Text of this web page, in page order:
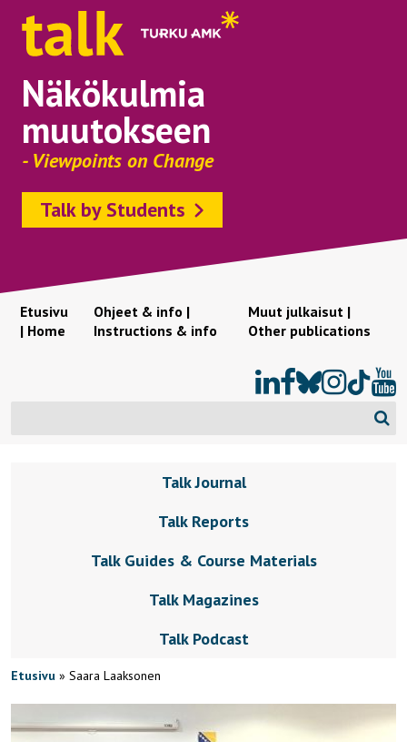
Näkökulmia
muutokseen
- Viewpoints on Change
Talk by Students
Etusivu
| Home
Ohjeet & info |
Instructions & info
Muut julkaisut |
Other publications
Talk Journal
Talk Reports
Talk Guides & Course Materials
Talk Magazines
Talk Podcast
Etusivu » Saara Laaksonen